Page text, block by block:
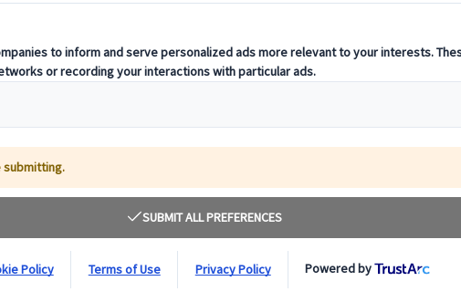
einzigartigen Kultur und besonderen Eigenheiten. Wenn Sie eine Reise
direkt - wir helfen Ihnen gerne weiter.